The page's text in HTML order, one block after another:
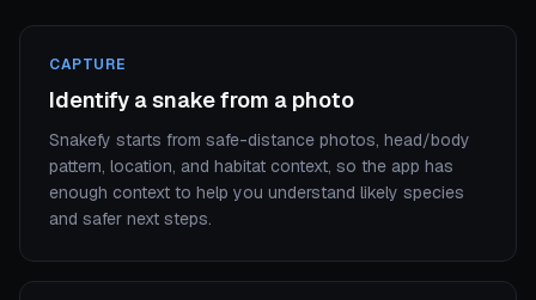
CAPTURE
Identify a snake from a photo
Snakefy starts from safe-distance photos, head/body
pattern, location, and habitat context, so the app has
enough context to help you understand likely species
and safer next steps.